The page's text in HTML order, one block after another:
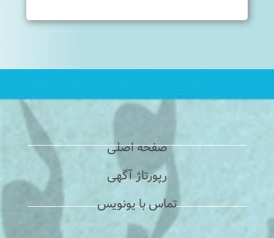
صفحه اصلی
رپورتاژ آگهی
تماس با یونویس